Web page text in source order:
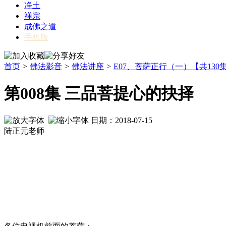
净土
禅宗
成佛之道
手机版
首页 > 佛法影音 > 佛法讲座 > E07、菩萨正行（一）【共130
第008集 三品菩提心的抉择
日期：2018-07-15
陆正元老师